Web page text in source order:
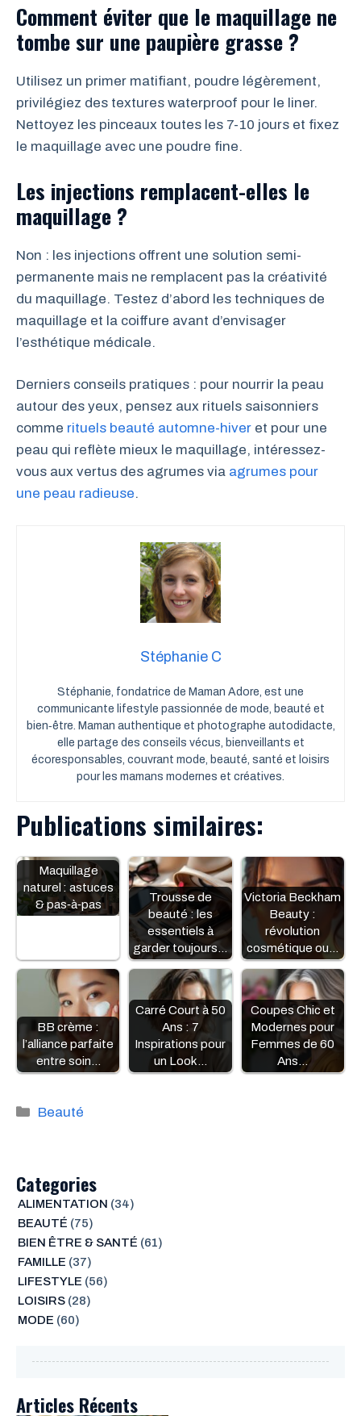
Comment éviter que le maquillage ne
tombe sur une paupière grasse ?
Utilisez un primer matifiant, poudre légèrement,
privilégiez des textures waterproof pour le liner.
Nettoyez les pinceaux toutes les 7-10 jours et fixez
le maquillage avec une poudre fine.
Les injections remplacent-elles le
maquillage ?
Non : les injections offrent une solution semi-
permanente mais ne remplacent pas la créativité
du maquillage. Testez d’abord les techniques de
maquillage et la coiffure avant d’envisager
l’esthétique médicale.
Derniers conseils pratiques : pour nourrir la peau
autour des yeux, pensez aux rituels saisonniers
comme rituels beauté automne-hiver et pour une
peau qui reflète mieux le maquillage, intéressez-
vous aux vertus des agrumes via agrumes pour
une peau radieuse.
Stéphanie C
Stéphanie, fondatrice de Maman Adore, est une
communicante lifestyle passionnée de mode, beauté et
bien‑être. Maman authentique et photographe autodidacte,
elle partage des conseils vécus, bienveillants et
écoresponsables, couvrant mode, beauté, santé et loisirs
pour les mamans modernes et créatives.
Publications similaires:
Maquillage
naturel : astuces
& pas‑à‑pas
Trousse de
beauté : les
essentiels à
garder toujours…
Victoria Beckham
Beauty :
révolution
cosmétique ou…
BB crème :
l’alliance parfaite
entre soin…
Carré Court à 50
Ans : 7
Inspirations pour
un Look…
Coupes Chic et
Modernes pour
Femmes de 60
Ans…
Catégories
Beauté
Categories
ALIMENTATION (34)
BEAUTÉ (75)
BIEN ÊTRE & SANTÉ (61)
FAMILLE (37)
LIFESTYLE (56)
LOISIRS(28)
MODE (60)
Articles Récents